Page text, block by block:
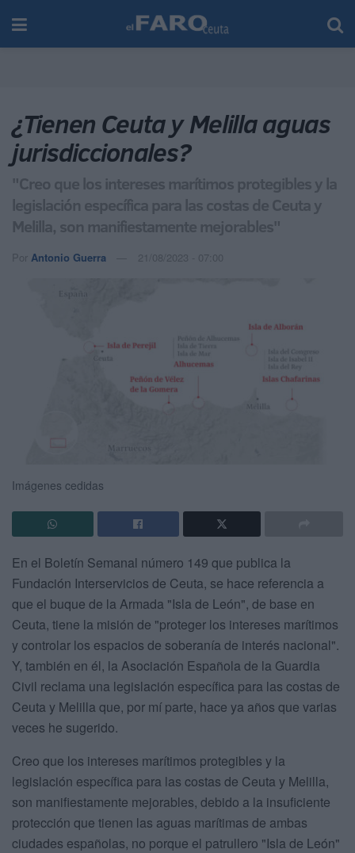
¿Tienen Ceuta y Melilla aguas
jurisdiccionales?
"Creo que los intereses marítimos protegibles y la
legislación específica para las costas de Ceuta y
Melilla, son manifiestamente mejorables"
Por Antonio Guerra 21/08/2023 - 07:00
Imágenes cedidas
En el Boletín Semanal número 149 que publica la
Fundación Interservicios de Ceuta, se hace referencia a
que el buque de la Armada "Isla de León", de base en
Ceuta, tiene la misión de "proteger los intereses marítimos
y controlar los espacios de soberanía de interés nacional".
Y, también en él, la Asociación Española de la Guardia
Civil reclama una legislación específica para las costas de
Ceuta y Melilla que, por mí parte, hace ya años que varias
veces he sugerido.
Creo que los intereses marítimos protegibles y la
legislación específica para las costas de Ceuta y Melilla,
son manifiestamente mejorables, debido a la insuficiente
protección que tienen las aguas marítimas de ambas
ciudades españolas, no porque el patrullero "Isla de León"